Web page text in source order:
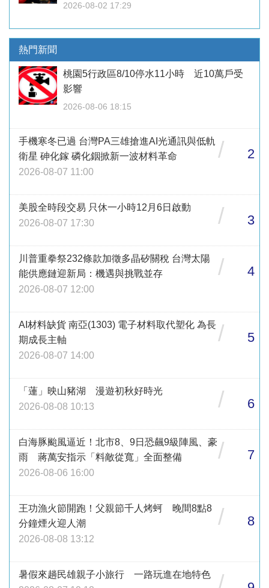
2026-08-02 17:29
熱門新聞
桃園5行政區8/10停水11小時 近10萬戶受
影響
2026-08-06 18:15
手機寒冬已過 台灣PA三雄搶進AI光通訊與低軌
衛星 砷化鎵 磷化銦掀新一波材料革命
2026-08-07 11:00
/ 2
美股全時段交易 只休一小時12月6日啟動
2026-08-07 17:30
/ 3
川普重拳祭232條款加徵多晶矽關稅 台灣太陽
能供應鏈迎新局：機遇與挑戰並存
2026-08-07 12:00
/ 4
AI材料缺貨 南亞(1303) 電子材料取代塑化 為長
期成長主軸
2026-08-07 14:00
/ 5
「蓮」映山豬湖 漫遊初秋好時光
2026-08-08 10:13
/ 6
白海豚颱風逼近！北市8、9日恐飆9級陣風、豪
雨 蔣萬安指示「料敵從寬」全面整備
2026-08-06 16:00
/ 7
王功漁火節開跑！父親節千人烤蚵 晚間8點8
分鐘煙火迎人潮
2026-08-08 13:12
/ 8
暑假來趟民雄親子小旅行 一路玩進在地特色